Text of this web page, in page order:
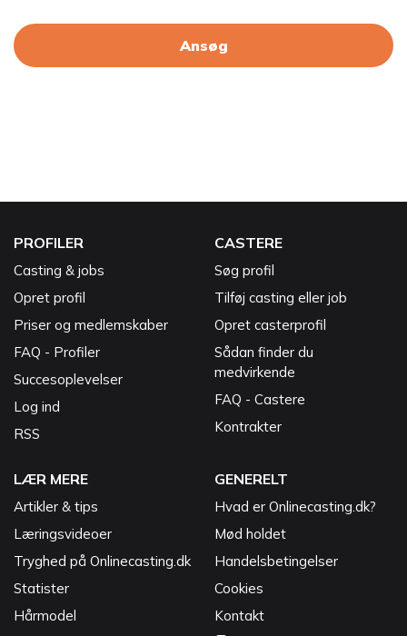
Ansøg
PROFILER
Casting & jobs
Opret profil
Priser og medlemskaber
FAQ - Profiler
Succesoplevelser
Log ind
RSS
CASTERE
Søg profil
Tilføj casting eller job
Opret casterprofil
Sådan finder du
medvirkende
FAQ - Castere
Kontrakter
LÆR MERE
Artikler & tips
Læringsvideoer
Tryghed på Onlinecasting.dk
Statister
Hårmodel
GENERELT
Hvad er Onlinecasting.dk?
Mød holdet
Handelsbetingelser
Cookies
Kontakt